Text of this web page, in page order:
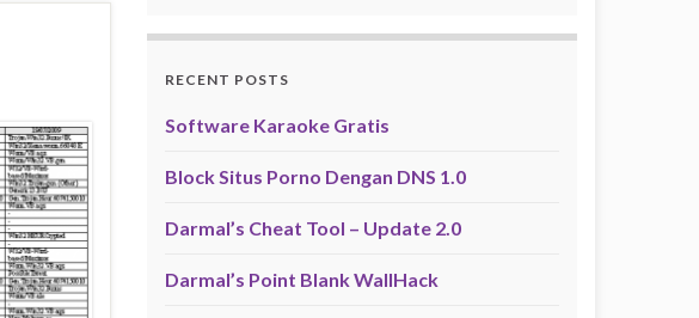
RECENT POSTS
Software Karaoke Gratis
Block Situs Porno Dengan DNS 1.0
Darmal’s Cheat Tool – Update 2.0
Darmal’s Point Blank WallHack